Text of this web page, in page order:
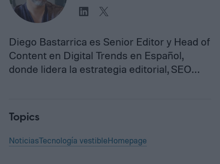
Diego Bastarrica es Senior Editor y Head of
Content en Digital Trends en Español,
donde lidera la estrategia editorial, SEO…
Topics
NoticiasTecnología vestibleHomepage